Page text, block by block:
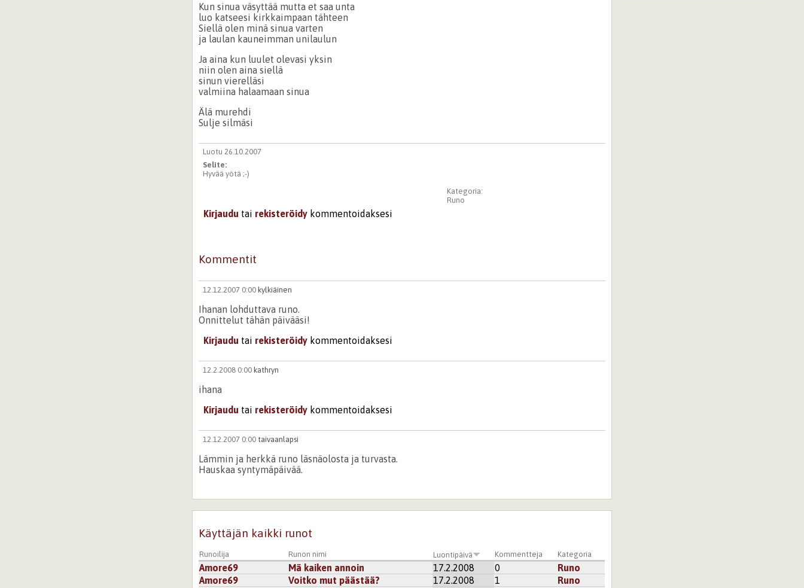
Kun sinua väsyttää mutta et saa unta
luo katseesi kirkkaimpaan tähteen
Siellä olen minä sinua varten
ja laulan kauneimman unilaulun
Ja aina kun luulet olevasi yksin
niin olen aina siellä
sinun vierelläsi
valmiina halaamaan sinua
Älä murehdi
Sulje silmäsi
Luotu 26.10.2007
Selite:
Hyvää yötä ;-)
Kategoria:
Runo
Kirjaudu tai rekisteröidy kommentoidaksesi
Kommentit
12.12.2007 0:00 kylkiäinen
Ihanan lohduttava runo.
Onnittelut tähän päivääsi!
Kirjaudu tai rekisteröidy kommentoidaksesi
12.2.2008 0:00 kathryn
ihana
Kirjaudu tai rekisteröidy kommentoidaksesi
12.12.2007 0:00 taivaanlapsi
Lämmin ja herkkä runo läsnäolosta ja turvasta.
Hauskaa syntymäpäivää.
Käyttäjän kaikki runot
Runoilija Runon nimi Luontipäivä Kommentteja Kategoria
Amore69 Mä kaiken annoin 17.2.2008 0
Runo
Amore69
Voitko mut päästää? 17.2.2008 1
Runo